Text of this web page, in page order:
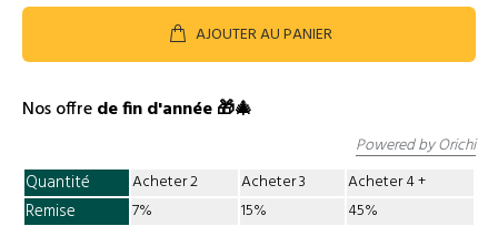
AJOUTER AU PANIER
Nos offrede fin d'année 🎁🎄
Powered by Orichi
Quantité Acheter 2 Acheter 3 Acheter 4
Remise 7% 15%
45%